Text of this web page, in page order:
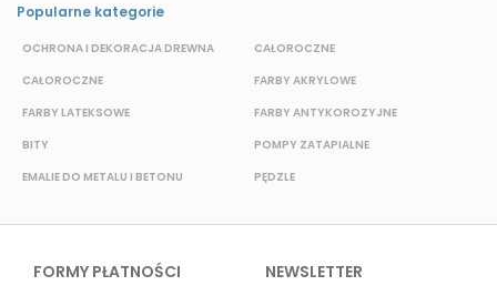
Popularne kategorie
OCHRONA I DEKORACJA DREWNA
CAŁOROCZNE
FARBY LATEKSOWE
BITY
EMALIE DO METALU I BETONU
CAŁOROCZNE
FARBY AKRYLOWE
FARBY ANTYKOROZYJNE
POMPY ZATAPIALNE
PĘDZLE
FORMY PŁATNOŚCI NEWSLETTER